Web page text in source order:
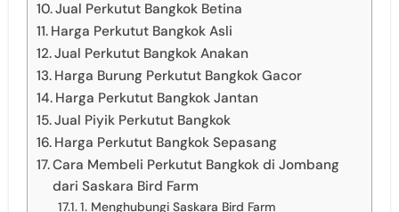
Jual Perkutut Bangkok Betina
Harga Perkutut Bangkok Asli
Jual Perkutut Bangkok Anakan
Harga Burung Perkutut Bangkok Gacor
Harga Perkutut Bangkok Jantan
Jual Piyik Perkutut Bangkok
Harga Perkutut Bangkok Sepasang
Cara Membeli Perkutut Bangkok di Jombang
dari Saskara Bird Farm
1. Menghubungi Saskara Bird Farm